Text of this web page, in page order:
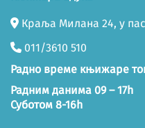
Краља Милана 24, у
011/3610 510
Радно време књижаре
Радним данима 09 – 17h
Суботом 8-16h